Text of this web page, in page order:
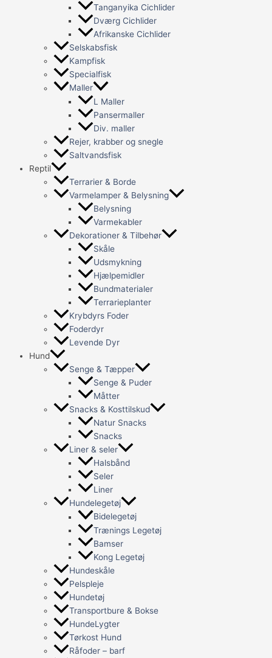
Tanganyika Cichlider
Dværg Cichlider
Afrikanske Cichlider
Selskabsfisk
Kampfisk
Specialfisk
Maller
L Maller
Pansermaller
Div. maller
Rejer, krabber og snegle
Saltvandsfisk
Reptil
Terrarier & Borde
Varmelamper & Belysning
Belysning
Varmekabler
Dekorationer & Tilbehør
Skåle
Udsmykning
Hjælpemidler
Bundmaterialer
Terrarieplanter
Krybdyrs Foder
Foderdyr
Levende Dyr
Hund
Senge & Tæpper
Senge & Puder
Måtter
Snacks & Kosttilskud
Natur Snacks
Snacks
Liner & seler
Halsbånd
Seler
Liner
Hundelegetøj
Bidelegetøj
Trænings Legetøj
Bamser
Kong Legetøj
Hundeskåle
Pelspleje
Hundetøj
Transportbure & Bokse
HundeLygter
Tørkost Hund
Råfoder – barf